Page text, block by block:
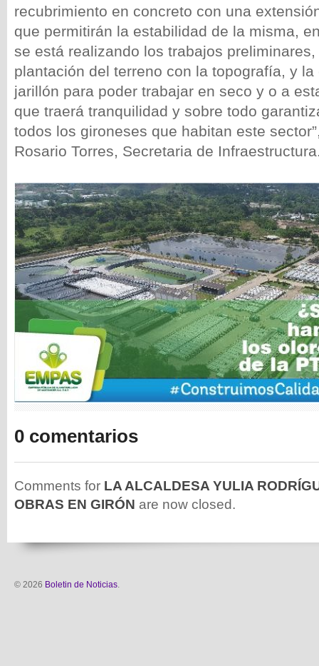
recubrimiento en concreto con una
que permitirán la estabilidad de la misma,
se está realizando los trabajos
plantación del terreno con la topografía, y
jarillón para poder trabajar en seco y o a
que traerá tranquilidad y sobre todo
todos los gironeses que habitan este
Rosario Torres, Secretaria de
0 comentarios
Comments for LA ALCALDESA YULIA
OBRAS EN GIRÓN are now closed.
© 2026 Boletin de Noticias.